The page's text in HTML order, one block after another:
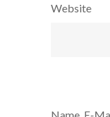
Website